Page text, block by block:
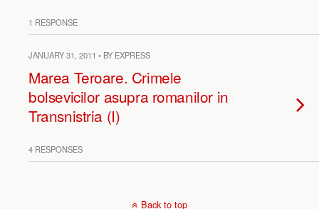
1 RESPONSE
JANUARY 31, 2011 • BY EXPRESS
Marea Teroare. Crimele
bolsevicilor asupra romanilor in
Transnistria (I)
4 RESPONSES
Back to top